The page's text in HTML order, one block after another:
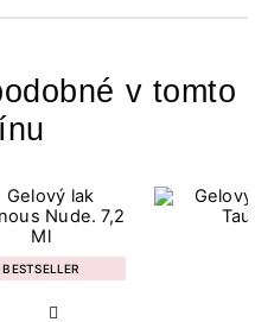
v tomto
BESTSELLER